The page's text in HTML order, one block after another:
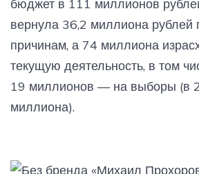
бюджет в 111 миллионов
вернула 36,2 миллиона
причинам, а 74 миллиона
текущую деятельность, в том
19 миллионов — на выборы (в
миллиона).